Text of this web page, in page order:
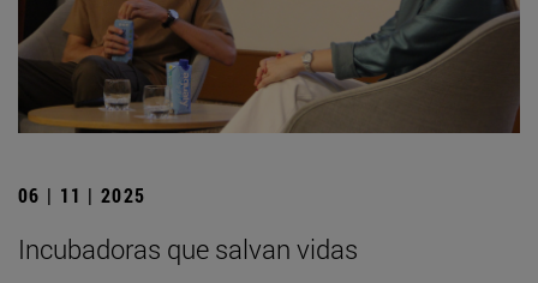
06 | 11 | 2025
Incubadoras que salvan vidas